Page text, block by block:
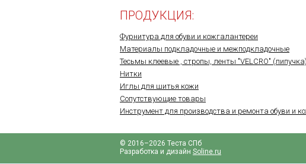
ПРОДУКЦИЯ:
Фурнитура для обуви и кожгалантереи
Материалы подкладочные и межподкладочные
Тесьмы клеевые , стропы, ленты "VELCRO"
Нитки
Иглы для шитья кожи
Сопутствующие товары
Инструмент для производства и ремонта обуви и
© 2016–2026 Теста СПб
Разработка и дизайн Soline.ru